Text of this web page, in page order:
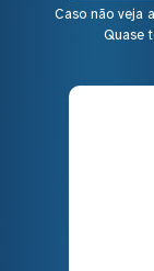
Caso não veja
Quase